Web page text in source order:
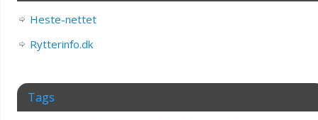
Heste-nettet
Rytterinfo.dk
Tags